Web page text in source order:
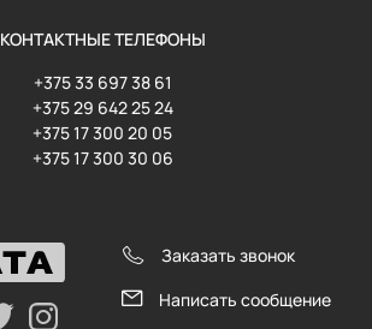
КОНТАКТНЫЕ ТЕЛЕФОНЫ
+375 33 697 38 61
+375 29 642 25 24
+375 17 300 20 05
+375 17 300 30 06
Заказать звонок
Написать сообщение